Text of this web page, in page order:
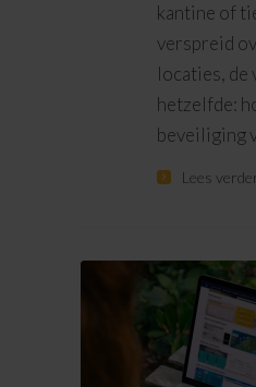
kantine of
verspreid
locaties, de
hetzelfde:
beveiliging
Lees